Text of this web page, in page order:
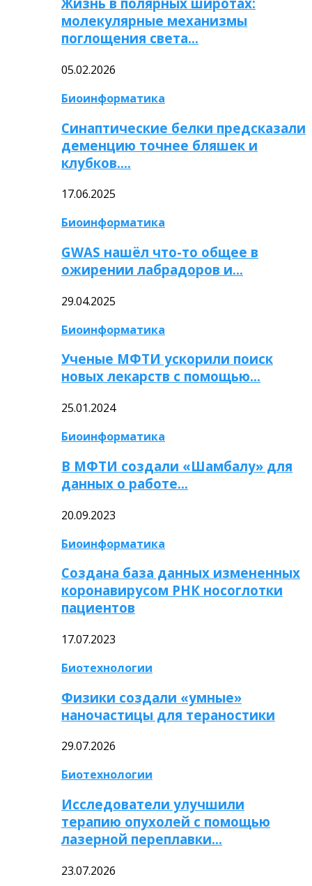
молекулярные механизмы
поглощения света…
05.02.2026
Биоинформатика
Синаптические белки предсказали
деменцию точнее бляшек и
клубков….
17.06.2025
Биоинформатика
GWAS нашёл что-то общее в
ожирении лабрадоров и…
29.04.2025
Биоинформатика
Ученые МФТИ ускорили поиск
новых лекарств с помощью…
25.01.2024
Биоинформатика
В МФТИ создали «Шамбалу» для
данных о работе…
20.09.2023
Биоинформатика
Создана база данных измененных
коронавирусом РНК носоглотки
пациентов
17.07.2023
Биотехнологии
Физики создали «умные»
наночастицы для тераностики
29.07.2026
Биотехнологии
Исследователи улучшили
терапию опухолей с помощью
лазерной переплавки…
23.07.2026